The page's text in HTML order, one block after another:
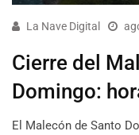
La Nave Digital
Cierre del
Domingo:
El Malecón de Santo